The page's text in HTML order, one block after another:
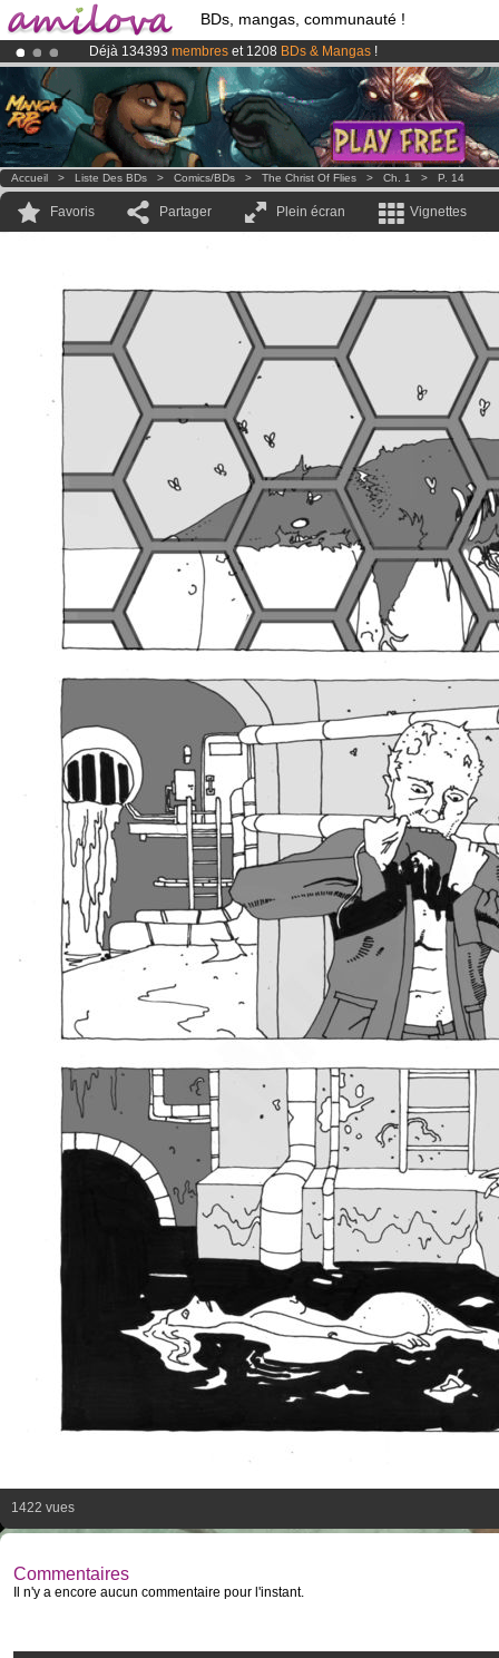
BDs, mangas, communauté !
Déjà 134393 membres et 1208 BDs & Mangas !
Abonnement premium: à partir de3.95 eurospar mois !Clique ici
LeKickstarter Amilova est désormais lancé
Accueil > Liste Des BDs > Comics/BDs > The Christ Of Flies > Ch. 1 > P. 14
Favoris Partager Plein écran Vignettes
1422 vues
Commentaires
Il n'y a encore aucun commentaire pour l'instant.